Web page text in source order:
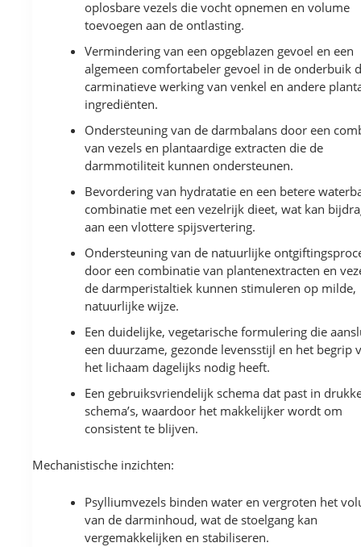
oplosbare vezels die vocht opnemen en volume
toevoegen aan de ontlasting.
Vermindering van een opgeblazen gevoel en een
algemeen comfortabeler gevoel in de onderbuik
carminatieve werking van venkel en andere
ingrediënten.
Ondersteuning van de darmbalans door een
van vezels en plantaardige extracten die de
darmmotiliteit kunnen ondersteunen.
Bevordering van hydratatie en een betere
combinatie met een vezelrijk dieet, wat kan
aan een vlottere spijsvertering.
Ondersteuning van de natuurlijke
door een combinatie van plantenextracten en
de darmperistaltiek kunnen stimuleren op milde,
natuurlijke wijze.
Een duidelijke, vegetarische formulering die
een duurzame, gezonde levensstijl en het begrip
het lichaam dagelijks nodig heeft.
Een gebruiksvriendelijk schema dat past in
schema’s, waardoor het makkelijker wordt om
consistent te blijven.
Mechanistische inzichten:
Psylliumvezels binden water en vergroten het
van de darminhoud, wat de stoelgang kan
vergemakkelijken en stabiliseren.